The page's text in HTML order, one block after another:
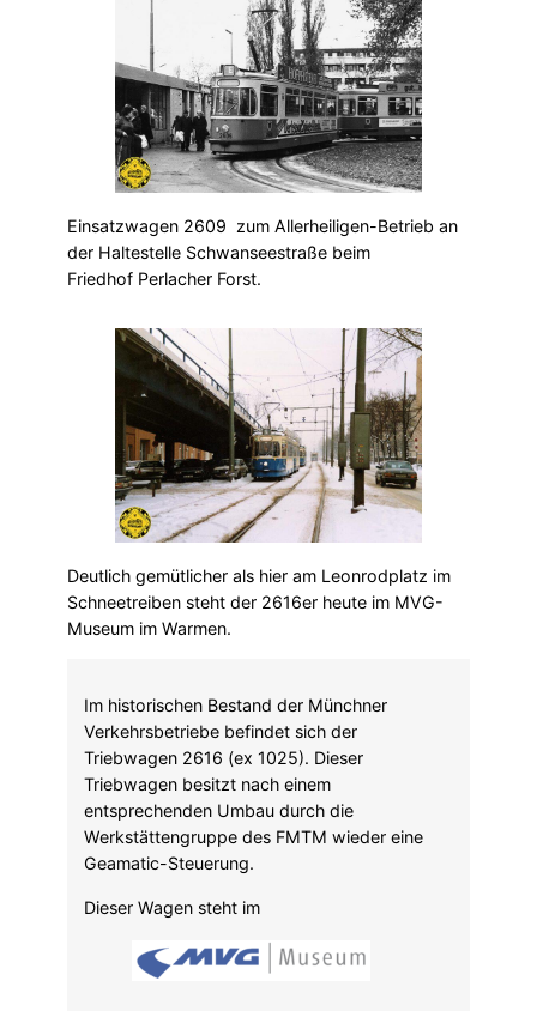
Einsatzwagen 2609 zum Allerheiligen-Betrieb an
der Haltestelle Schwanseestraße beim
Friedhof Perlacher Forst.
Deutlich gemütlicher als hier am Leonrodplatz im
Schneetreiben steht der 2616er heute im MVG-
Museum im Warmen.
Im historischen Bestand der Münchner
Verkehrsbetriebe befindet sich der
Triebwagen 2616 (ex 1025). Dieser
Triebwagen besitzt nach einem
entsprechenden Umbau durch die
Werkstättengruppe des FMTM wieder eine
Geamatic-Steuerung.
Dieser Wagen steht im